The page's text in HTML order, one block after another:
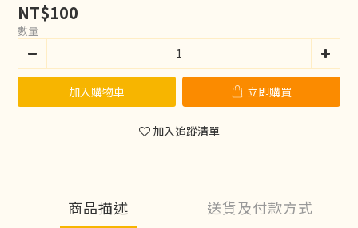
NT$100
數量
加入購物車 立即購買
加入追蹤清單
商品描述 送貨及付款方式